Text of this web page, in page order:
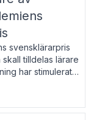
svensklärarpris
tilldelas lärare
har stimulerat
för
med